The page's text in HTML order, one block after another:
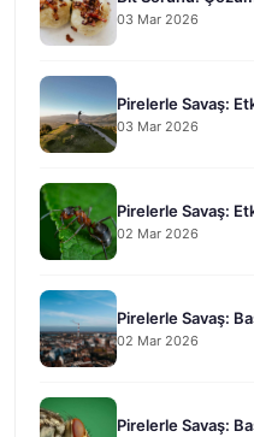
03 Mar 2026
Pirelerle Savaş:
03 Mar 2026
Pirelerle Savaş:
02 Mar 2026
Pirelerle Savaş:
02 Mar 2026
Pirelerle Savaş: